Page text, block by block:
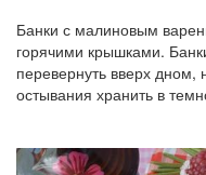
Банки с малиновым
горячими крышками.
перевернуть вверх
остывания хранить в